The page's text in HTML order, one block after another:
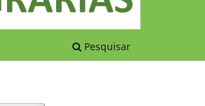
Pesquisar